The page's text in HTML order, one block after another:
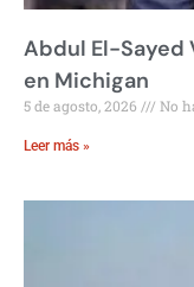
Abdul El-Sayed
en Michigan
5 de agosto, 2026 No
Leer más »